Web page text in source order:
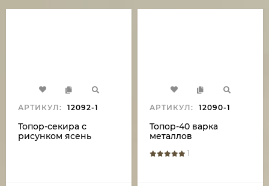
АРТИКУЛ: 12092-1
Топор-секира с
рисунком ясень
АРТИКУЛ: 12090-1
Топор-40 варка
металлов
резной 1